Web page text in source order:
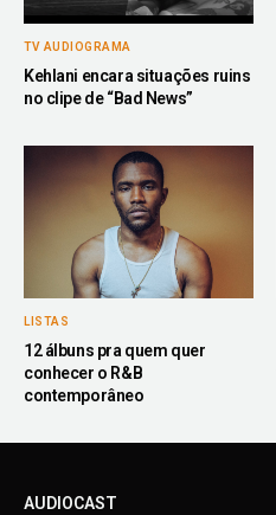
TV AUDIOGRAMA
Kehlani encara situações ruins
no clipe de “Bad News”
LISTAS
12 álbuns pra quem quer
conhecer o R&B
contemporâneo
AUDIOCAST